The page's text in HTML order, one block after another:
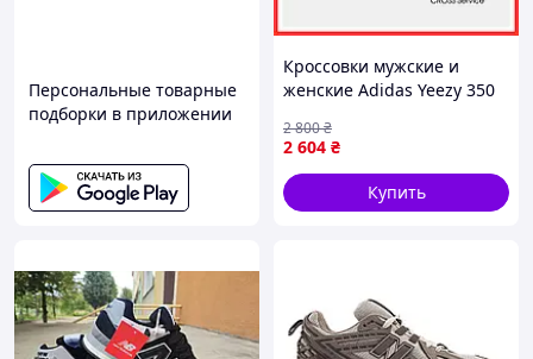
Персональные товарные
подборки в приложении
Кроссовки мужские и
женские Adidas Yeezy 350
изи буст 350
рефлективные черные
2 604 ₴
2 800₴
Купить